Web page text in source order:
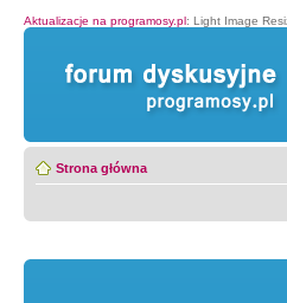
Aktualizacje na programosy.pl: Light Image
Strona główna